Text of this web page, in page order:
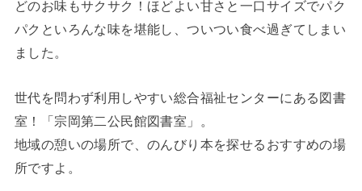
どのお味もサクサク！ほどよい甘さと一口サイズでパク
パクといろんな味を堪能し、ついつい食べ過ぎてしまい
ました。
世代を問わず利用しやすい総合福祉センターにある図書
室！「宗岡第二公民館図書室」。
地域の憩いの場所で、のんびり本を探せるおすすめの場
所ですよ。